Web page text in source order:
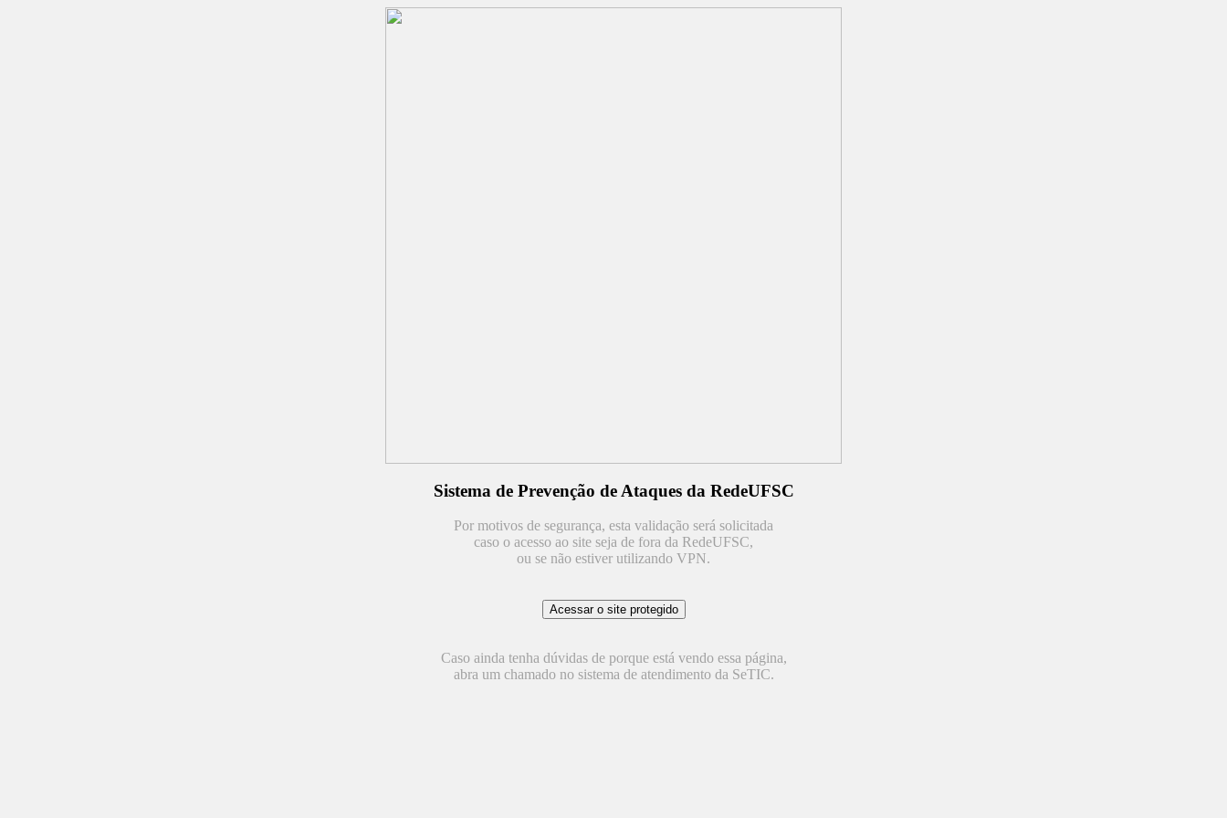
Sistema de Prevenção de Ataques da RedeUFSC
Por motivos de segurança, esta validação será solicitada
caso o acesso ao site seja de fora da RedeUFSC,
ou se não estiver utilizando VPN.
Caso ainda tenha dúvidas de porque está vendo essa página,
abra um chamado no sistema de atendimento da SeTIC.